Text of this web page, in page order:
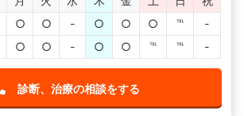
○ ○ - ○ ○ ○ ℡
-
○ ○ - ○ ○ ℡ ℡ -
診断、治療の相談をする